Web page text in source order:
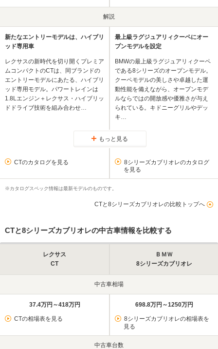
解説
新たなエントリーモデルは、ハイブリ
ッド専用車
レクサスの新時代を切り開くプレミア
ムコンパクトのCTは、同ブランドの
エントリーモデルにあたる、ハイブリ
ッド専用モデル。パワートレインは
1.8Lエンジン＋レクサス・ハイブリッ
ドドライブ技術を組み合わせ…
最上級ラグジュアリィクーペにオー
プンモデルを設定
BMWの最上級ラグジュアリィクーペ
である8シリーズのオープンモデル。
クーペモデルの美しさや卓越した運
動性能を備えながら、オープンモデ
ルならではの開放感や優雅さが与え
られている。キドニーグリルやデッ
キ…
もっと見る
CTのカタログを見る
8シリーズカブリオレのカタログ
を見る
※カタログスペック情報は最新モデルのものです。
CTと8シリーズカブリオレの比較トップへ
CTと8シリーズカブリオレの中古車情報を比較する
レクサス
CT
ＢＭＷ
8シリーズカブリオレ
中古車相場
37.4万円～418万円
CTの相場表を見る
698.8万円～1250万円
8シリーズカブリオレの相場表を
見る
中古車台数